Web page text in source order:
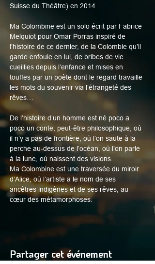
Suisse du Théâtre) en 2014.
Ma Colombine est un solo écrit par Fabrice
Melquiot pour Omar Porras inspiré de
l’histoire de ce dernier, de la Colombie qu’il
garde enfouie en lui, de bribes de vie
cueillies depuis l’enfance et mises en
touffes par un poète dont le regard travaille
les mots du souvenir via l’étrangeté des
rêves…
De l’histoire d’un homme est né poco a
poco un conte, peut-être philosophique, où
il n’y a pas de frontière, où l’on saute à la
perche au-dessus de l’océan, où l’on parle
à la lune, où naissent des visions.
Ma Colombine est une traversée du miroir
d’Alice, où l’artiste a le nom de ses
ancêtres indigènes et de ses rêves, au
cœur des métamorphoses.
Partager cet événement